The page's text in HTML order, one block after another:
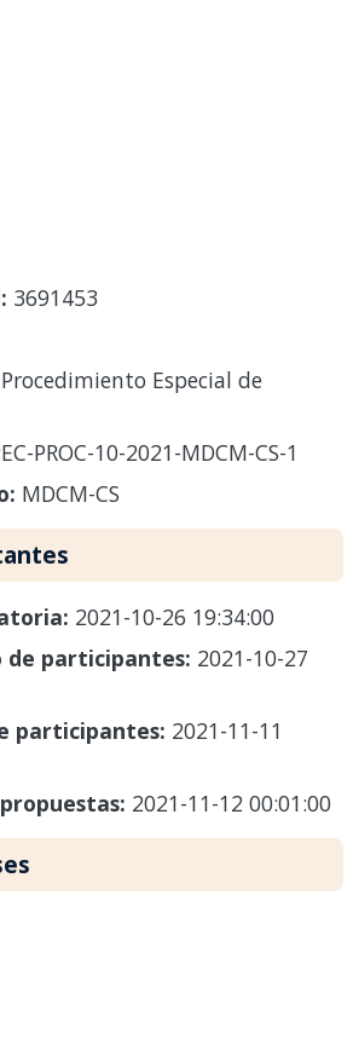
3691453
Procedimiento Especial de
PROC-10-2021-MDCM-CS-1
MDCM-CS
2021-10-26 19:34:00
de participantes: 2021-10-27
participantes: 2021-11-11
2021-11-12 00:01:00